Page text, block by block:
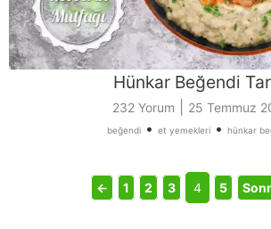
Hünkar Beğendi
232 Yorum 25 Temmuz
beğendi• et yemekleri• hünkar
← 1 2 3 4 5